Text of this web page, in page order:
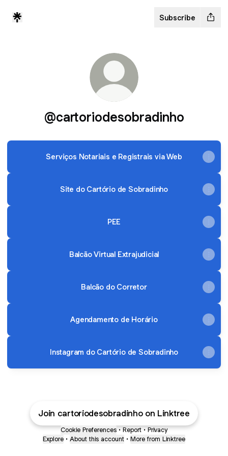
Subscribe
@cartoriodesobradinho
Serviços Notariais e Registrais via Web
Site do Cartório de Sobradinho
PEE
Balcão Virtual Extrajudicial
Balcão do Corretor
Agendamento de Horário
Instagram do Cartório de Sobradinho
Join cartoriodesobradinho on Linktree
Cookie Preferences • Report • Privacy
Explore • About this account • More from Linktree